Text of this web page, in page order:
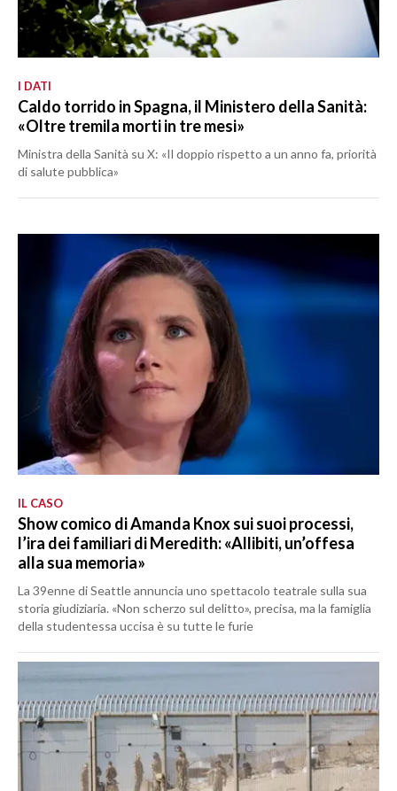
I DATI
Caldo torrido in Spagna, il Ministero della Sanità:
«Oltre tremila morti in tre mesi»
Ministra della Sanità su X: «Il doppio rispetto a un anno fa, priorità
di salute pubblica»
IL CASO
Show comico di Amanda Knox sui suoi processi,
l’ira dei familiari di Meredith: «Allibiti, un’offesa
alla sua memoria»
La 39enne di Seattle annuncia uno spettacolo teatrale sulla sua
storia giudiziaria. «Non scherzo sul delitto», precisa, ma la famiglia
della studentessa uccisa è su tutte le furie